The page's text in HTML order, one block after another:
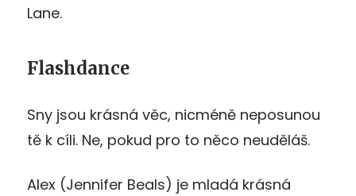
Lane.
Flashdance
Sny jsou krásná věc, nicméně neposunou
tě k cíli. Ne, pokud pro to něco neuděláš.
Alex (Jennifer Beals) je mladá krásná